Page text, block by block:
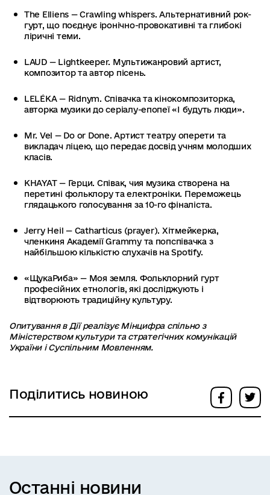
The Elliens — Crawling whispers. Альтернативний рок-
гурт, що поєднує іронічно-провокативні та глибокі
ліричні теми.
LAUD — Lightkeeper. Мультижанровий артист,
композитор та автор пісень.
LELÉKA — Ridnym. Співачка та кінокомпозиторка,
авторка музики до серіалу-епопеї «І будуть люди».
Mr. Vel — Do or Done. Артист театру оперети та
викладач ліцею, що передає досвід учням молодших
класів.
KHAYAT — Герци. Співак, чия музика створена на
перетині фольклору та електроніки. Переможець
глядацького голосування за 10-го фіналіста.
Jerry Heil — Catharticus (prayer). Хітмейкерка,
членкиня Академії Grammy та попспівачка з
найбільшою кількістю слухачів на Spotify.
«ЩукаРиба» — Моя земля. Фольклорний гурт
професійних етнологів, які досліджують і
відтворюють традиційну культуру.
Опитування в Дії реалізує Мінцифра спільно з
Міністерством культури та стратегічних комунікацій
України і Суспільним Мовленням.
Поділитись новиною
Останні новини